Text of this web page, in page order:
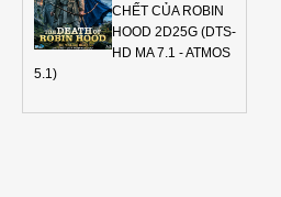
CHẾT CỦA ROBIN
HOOD 2D25G (DTS-
HD MA 7.1 - ATMOS
5.1)